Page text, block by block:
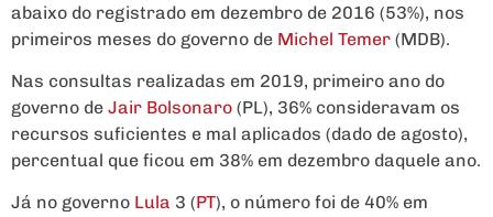
abaixo do registrado em dezembro de 2016 (53%), nos
primeiros meses do governo de Michel Temer (MDB).
Nas consultas realizadas em 2019, primeiro ano do
governo de Jair Bolsonaro (PL), 36% consideravam os
recursos suficientes e mal aplicados (dado de agosto),
percentual que ficou em 38% em dezembro daquele ano.
Já no governo Lula 3 (PT), o número foi de 40% em